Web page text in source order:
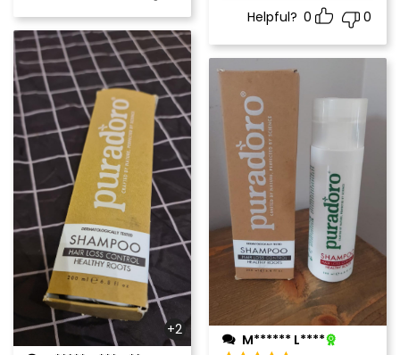
+2
Helpful? 0 0
M****** L****